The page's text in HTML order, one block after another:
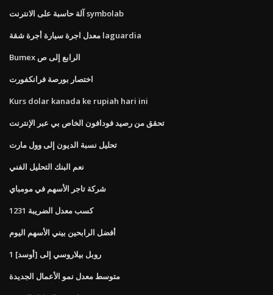
آلة حاسبة على الانترنت symbolab
معدل اجرة سيارة أجرة شقة laguardia
Bumex الرابع إلى ص
اختصار بورصة فرانكفورت
Kurs dolar kanada ke rupiah hari ini
تحقق من رصيد فودافون الخاص بي عبر الإنترنت
تحليل نسبة الديون إلى وول مارت
نعم البنك التحليل الفني
شركة تاجر الأسهم في مومباي
1231 كسب معدل الضريبة
أفضل الرابحين بيني الأسهم اليوم
1 روبل بيلاروسي إلى [أوسد]
متوسط ​​معدل نمو الأعمال الجديدة